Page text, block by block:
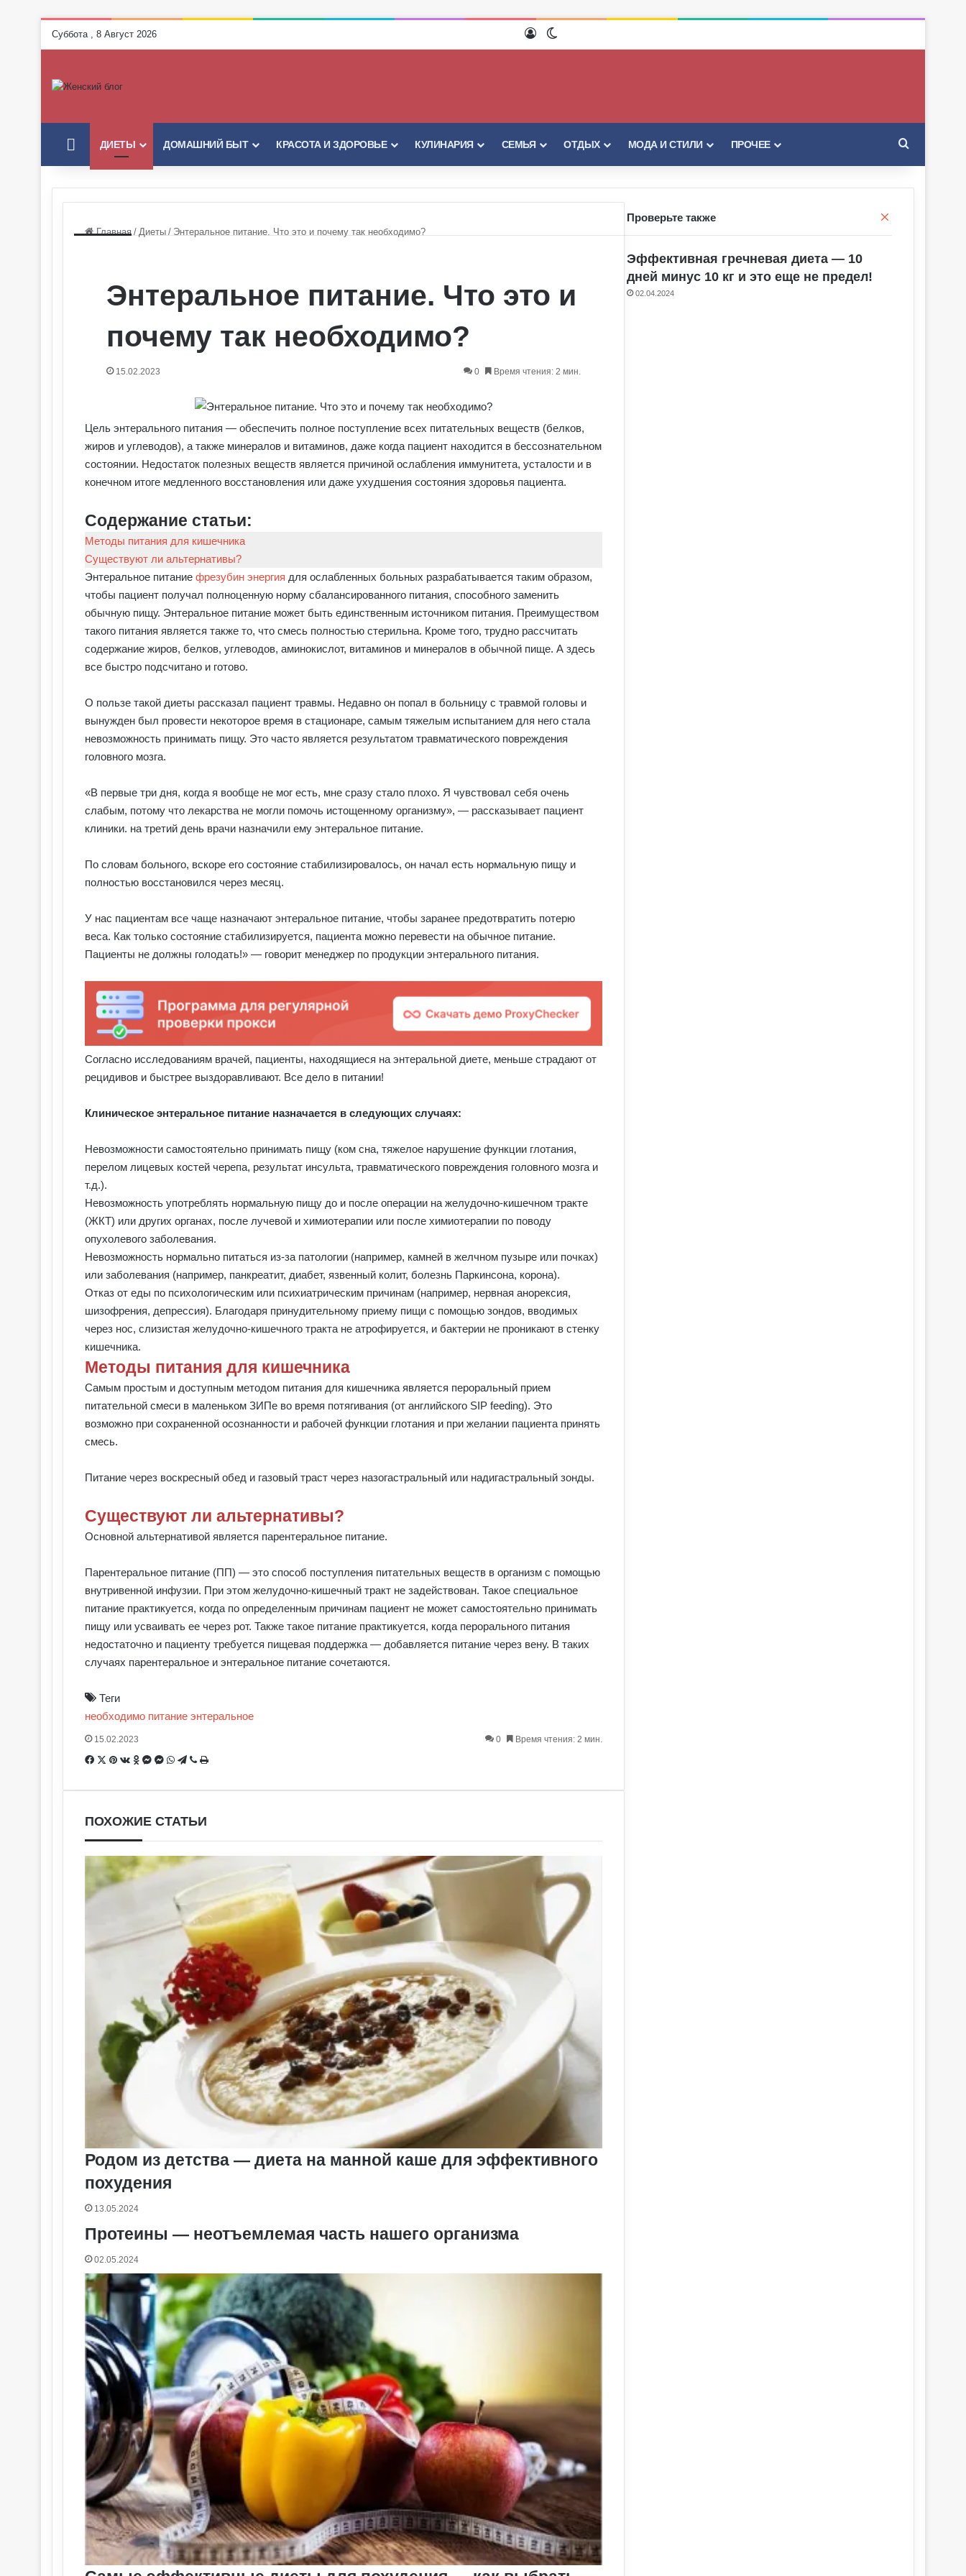
Суббота , 8 Август 2026 ВойтиSwitch skin
ГЛАВНАЯ
ДИЕТЫ ДОМАШНИЙ БЫТ КРАСОТА И ЗДОРОВЬЕ КУЛИНАРИЯ СЕМЬЯ ОТДЫХ МОДА И СТИЛИ ПРОЧЕЕ
Главная / Диеты / Энтеральное питание. Что это и почему так необходимо?
Энтеральное питание. Что это и
почему так необходимо?
15.02.2023 0 Время чтения: 2 мин.
Цель энтерального питания — обеспечить полное поступление всех питательных веществ (белков,
жиров и углеводов), а также минералов и витаминов, даже когда пациент находится в бессознательном
состоянии. Недостаток полезных веществ является причиной ослабления иммунитета, усталости и в
конечном итоге медленного восстановления или даже ухудшения состояния здоровья пациента.
Содержание статьи:
Методы питания для кишечника
Существуют ли альтернативы?
Энтеральное питание фрезубин энергия для ослабленных больных разрабатывается таким образом,
чтобы пациент получал полноценную норму сбалансированного питания, способного заменить
обычную пищу. Энтеральное питание может быть единственным источником питания. Преимуществом
такого питания является также то, что смесь полностью стерильна. Кроме того, трудно рассчитать
содержание жиров, белков, углеводов, аминокислот, витаминов и минералов в обычной пище. А здесь
все быстро подсчитано и готово.
О пользе такой диеты рассказал пациент травмы. Недавно он попал в больницу с травмой головы и
вынужден был провести некоторое время в стационаре, самым тяжелым испытанием для него стала
невозможность принимать пищу. Это часто является результатом травматического повреждения
головного мозга.
«В первые три дня, когда я вообще не мог есть, мне сразу стало плохо. Я чувствовал себя очень
слабым, потому что лекарства не могли помочь истощенному организму», — рассказывает пациент
клиники. на третий день врачи назначили ему энтеральное питание.
По словам больного, вскоре его состояние стабилизировалось, он начал есть нормальную пищу и
полностью восстановился через месяц.
У нас пациентам все чаще назначают энтеральное питание, чтобы заранее предотвратить потерю
веса. Как только состояние стабилизируется, пациента можно перевести на обычное питание.
Пациенты не должны голодать!» — говорит менеджер по продукции энтерального питания.
Согласно исследованиям врачей, пациенты, находящиеся на энтеральной диете, меньше страдают от
рецидивов и быстрее выздоравливают. Все дело в питании!
Клиническое энтеральное питание назначается в следующих случаях:
Невозможности самостоятельно принимать пищу (ком сна, тяжелое нарушение функции глотания,
перелом лицевых костей черепа, результат инсульта, травматического повреждения головного мозга и
т.д.).
Невозможность употреблять нормальную пищу до и после операции на желудочно-кишечном тракте
(ЖКТ) или других органах, после лучевой и химиотерапии или после химиотерапии по поводу
опухолевого заболевания.
Невозможность нормально питаться из-за патологии (например, камней в желчном пузыре или почках)
или заболевания (например, панкреатит, диабет, язвенный колит, болезнь Паркинсона, корона).
Отказ от еды по психологическим или психиатрическим причинам (например, нервная анорексия,
шизофрения, депрессия). Благодаря принудительному приему пищи с помощью зондов, вводимых
через нос, слизистая желудочно-кишечного тракта не атрофируется, и бактерии не проникают в стенку
кишечника.
Методы питания для кишечника
Самым простым и доступным методом питания для кишечника является пероральный прием
питательной смеси в маленьком ЗИПе во время потягивания (от английского SIP feeding). Это
возможно при сохраненной осознанности и рабочей функции глотания и при желании пациента принять
смесь.
Питание через воскресный обед и газовый траст через назогастральный или надигастральный зонды.
Существуют ли альтернативы?
Основной альтернативой является парентеральное питание.
Парентеральное питание (ПП) — это способ поступления питательных веществ в организм с помощью
внутривенной инфузии. При этом желудочно-кишечный тракт не задействован. Такое специальное
питание практикуется, когда по определенным причинам пациент не может самостоятельно принимать
пищу или усваивать ее через рот. Также такое питание практикуется, когда перорального питания
недостаточно и пациенту требуется пищевая поддержка — добавляется питание через вену. В таких
случаях парентеральное и энтеральное питание сочетаются.
Теги
необходимо питание энтеральное
15.02.2023 0 Время чтения: 2 мин.
Facebook
X Pinterest
Вконтакте
Одноклассники
Messenger
Messenger
WhatsApp
Telegram
ViberПечатать
ПОХОЖИЕ СТАТЬИ
Родом из детства — диета на манной каше для эффективного
похудения
13.05.2024
Протеины — неотъемлемая часть нашего организма
02.05.2024
Проверьте также
Эффективная гречневая диета — 10
дней минус 10 кг и это еще не предел!
02.04.2024